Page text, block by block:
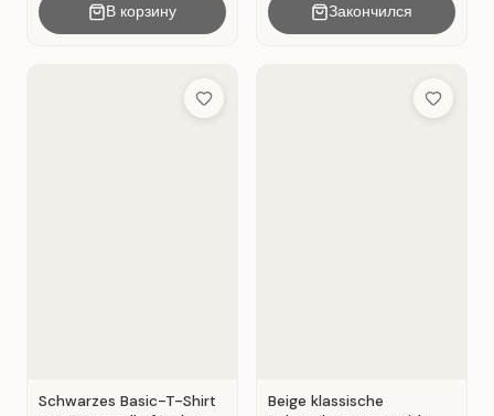
В корзину Закончился
Add to Wish List
Schwarzes Basic-T-Shirt
Add to
Beige klassische